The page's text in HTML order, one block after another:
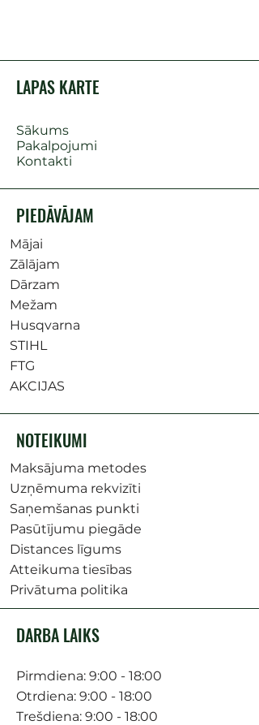
LAPAS KARTE
Sākums
Pakalpojumi
Kontakti
PIEDĀVĀJAM
Mājai
Zālājam
Dārzam
Mežam
Husqvarna
STIHL
FTG
AKCIJAS
NOTEIKUMI
Maksājuma metodes
Uzņēmuma rekvizīti
Saņemšanas punkti
Pasūtījumu piegāde
Distances līgums
Atteikuma tiesības
Privātuma politika
DARBA LAIKS
Pirmdiena: 9:00 - 18:00
Otrdiena: 9:00 - 18:00
Trešdiena: 9:00 - 18:00